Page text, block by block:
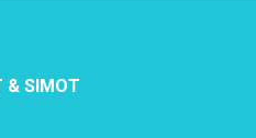
& SIMOT